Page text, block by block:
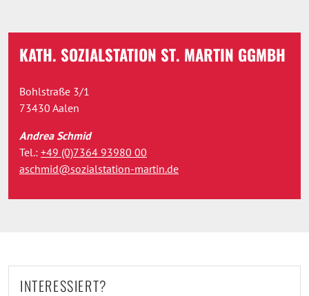
KATH. SOZIALSTATION ST. MARTIN GGMBH
Bohlstraße 3/1
73430 Aalen
Andrea Schmid
Tel.: +49 (0)7364 93980 00
aschmid@sozialstation-martin.de
INTERESSIERT?